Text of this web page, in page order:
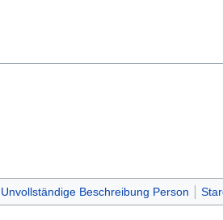
Unvollständige Beschreibung Person